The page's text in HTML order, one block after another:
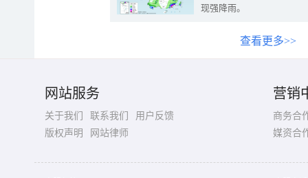
现强降雨。
查看更多>>
网站服务
关于我们 联系我们
用户反馈
版权声明
网站律师
营销
商务合
媒资合